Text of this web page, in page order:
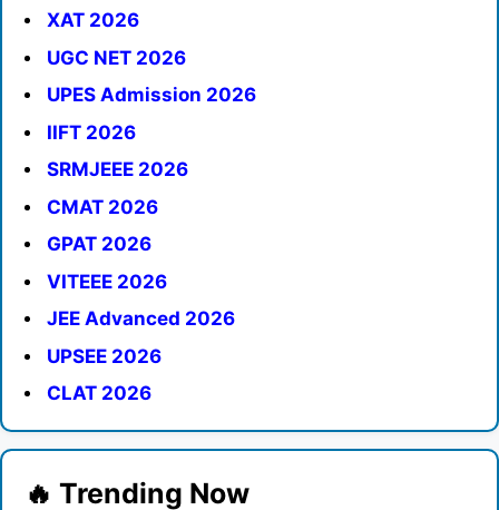
XAT 2026
UGC NET 2026
UPES Admission 2026
IIFT 2026
SRMJEEE 2026
CMAT 2026
GPAT 2026
VITEEE 2026
JEE Advanced 2026
UPSEE 2026
CLAT 2026